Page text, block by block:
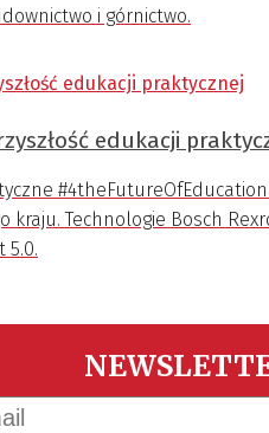
i górnictwo.
edukacji
kraju. Technologie Bosch
5.0.